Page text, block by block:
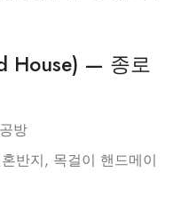
House) — 종로
방
혼반지, 목걸이 핸드메이